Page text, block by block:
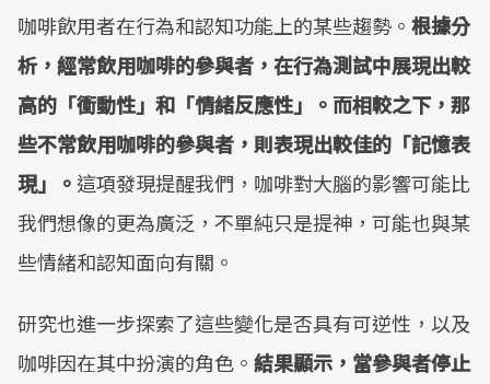
咖啡飲用者在行為和認知功能上的某些趨勢。 根據分
析，經常飲用咖啡的參與者，在行為測試中展現出較
高的「衝動性」和「情緒反應性」。而相較之下，那
些不常飲用咖啡的參與者，則表現出較佳的「記憶表
現」。 這項發現提醒我們，咖啡對大腦的影響可能比
我們想像的更為廣泛，不單純只是提神，可能也與某
些情緒和認知面向有關。
研究也進一步探索了這些變化是否具有可逆性，以及
咖啡因在其中扮演的角色。 結果顯示，當參與者停止